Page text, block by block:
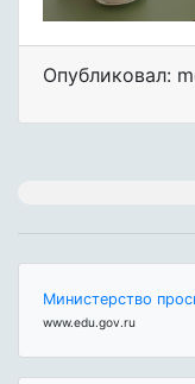
Опубликовал:
Министерство
www.edu.gov.ru